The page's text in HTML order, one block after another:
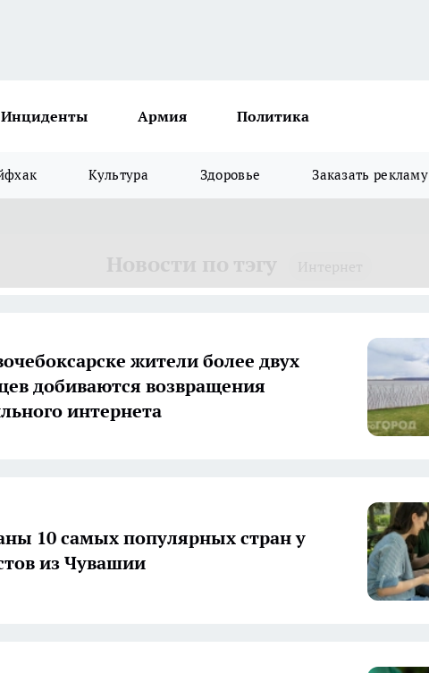
Инциденты Армия Политика
Культура Здоровье Заказать рекламу
жители более двух
добиваются возвращения
интернета
10 самых популярных стран у
из Чувашии